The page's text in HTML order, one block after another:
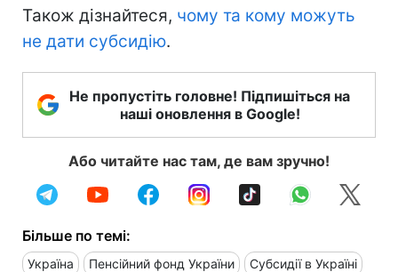
Також дізнайтеся, чому та кому можуть
не дати субсидію.
Не пропустіть головне! Підпишіться на
наші оновлення в Google!
Або читайте нас там, де вам зручно!
Більше по темі:
Україна Пенсійний фонд України Субсидії в Україні